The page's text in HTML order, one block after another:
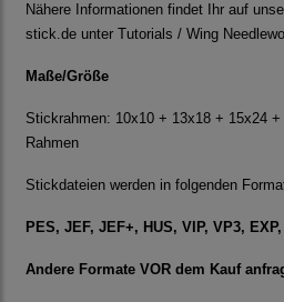
Nähere Informationen findet Ihr auf
stick.de unter Tutorials / Wing
Maße/Größe
Stickrahmen: 10x10 + 13x18 + 15x24
Rahmen
Stickdateien werden in folgenden
PES, JEF, JEF+, HUS, VIP, VP3,
Andere Formate VOR dem Kauf